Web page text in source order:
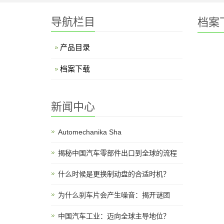
档案
导航栏目
产品目录
档案下载
新闻中心
Automechanika Sha
揭秘中国汽车零部件出口到全球的流程
什么时候是更换制动盘的合适时机？
为什么刹车片会产生噪音：揭开谜团
中国汽车工业：迈向全球主导地位？